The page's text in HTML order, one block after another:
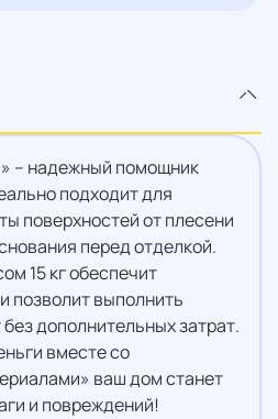
– надежный помощник
подходит для
поверхностей от плесени
перед отделкой.
15 кг обеспечит
позволит выполнить
дополнительных затрат.
вместе со
ваш дом станет
и повреждений!